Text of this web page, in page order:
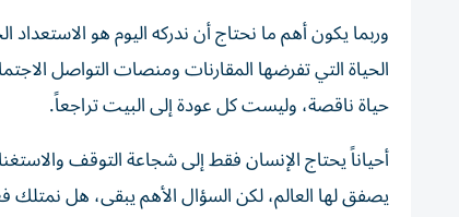
وربما يكون أهم ما نحتاج أن ندركه اليوم هو
الحياة التي تفرضها المقارنات ومنصات التواصل
حياة ناقصة، وليست كل عودة إلى البيت تراجعاً.
أحياناً يحتاج الإنسان فقط إلى شجاعة التوقف
يصفق لها العالم، لكن السؤال الأهم يبقى، هل نمتلك